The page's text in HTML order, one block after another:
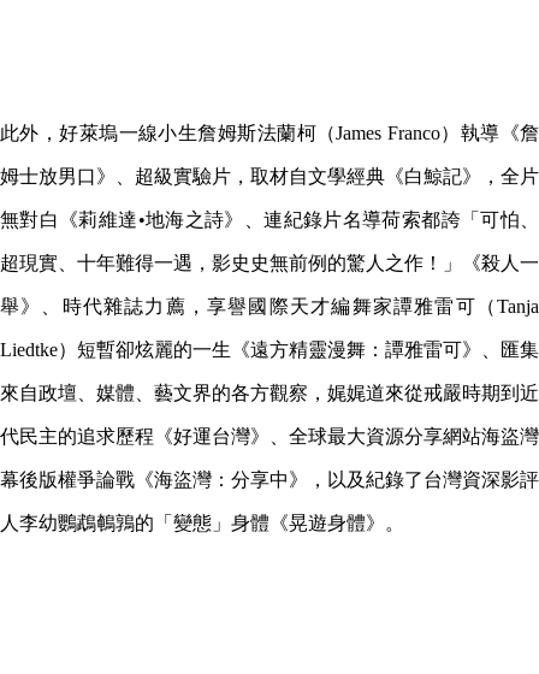
此外，好萊塢一線小生詹姆斯法蘭柯（James Franco）執導《詹
姆士放男口》、超級實驗片，取材自文學經典《白鯨記》，全片
無對白《莉維達•地海之詩》、連紀錄片名導荷索都誇「可怕、
超現實、十年難得一遇，影史史無前例的驚人之作！」《殺人一
舉》、時代雜誌力薦，享譽國際天才編舞家譚雅雷可（Tanja
Liedtke）短暫卻炫麗的一生《遠方精靈漫舞：譚雅雷可》、匯集
來自政壇、媒體、藝文界的各方觀察，娓娓道來從戒嚴時期到近
代民主的追求歷程《好運台灣》、全球最大資源分享網站海盜灣
幕後版權爭論戰《海盜灣：分享中》，以及紀錄了台灣資深影評
人李幼鸚鵡鵪鶉的「變態」身體《晃遊身體》。